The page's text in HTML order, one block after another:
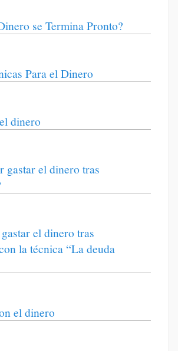
se Termina Pronto?
Para el Dinero
dinero
gastar el dinero tras
el dinero tras
la técnica “La deuda
el dinero